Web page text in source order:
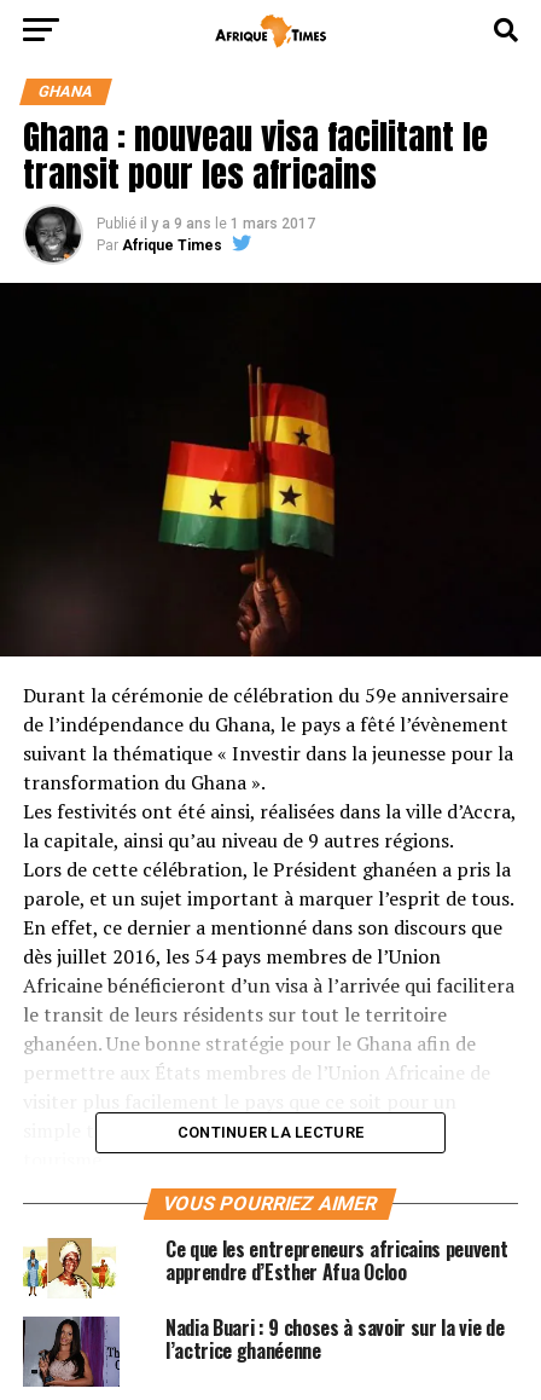
GHANA
Ghana : nouveau visa facilitant le
transit pour les africains
Publié il y a 9 ans le 1 mars 2017
Par Afrique Times
Durant la cérémonie de célébration du 59e anniversaire
de l’indépendance du Ghana, le pays a fêté l’évènement
suivant la thématique « Investir dans la jeunesse pour la
transformation du Ghana ».
Les festivités ont été ainsi, réalisées dans la ville d’Accra,
la capitale, ainsi qu’au niveau de 9 autres régions.
Lors de cette célébration, le Président ghanéen a pris la
parole, et un sujet important à marquer l’esprit de tous.
En effet, ce dernier a mentionné dans son discours que
dès juillet 2016, les 54 pays membres de l’Union
Africaine bénéficieront d’un visa à l’arrivée qui facilitera
le transit de leurs résidents sur tout le territoire
ghanéen. Une bonne stratégie pour le Ghana afin de
permettre aux États membres de l’Union Africaine de
simple transit, un voyage d’affaires ou pour du
tourisme.
CONTINUER LA LECTURE
VOUS POURRIEZ AIMER
Ce que les entrepreneurs africains peuvent
apprendre d’Esther Afua Ocloo
Nadia Buari : 9 choses à savoir sur la vie de
l’actrice ghanéenne